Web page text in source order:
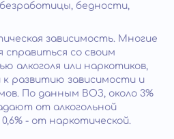
безработицы, бедности,
зависимость. Многие
со своим
алкоголя или наркотиков,
развитию зависимости и
По данным ВОЗ, около 3%
от алкогольной
- от наркотической.